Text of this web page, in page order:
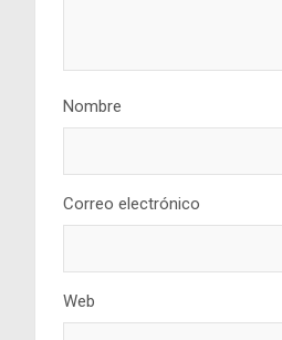
Nombre
Correo electrónico
Web